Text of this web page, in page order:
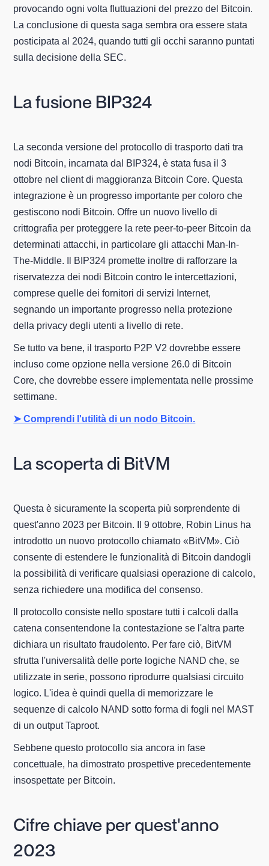
provocando ogni volta fluttuazioni del prezzo del Bitcoin.
La conclusione di questa saga sembra ora essere stata
posticipata al 2024, quando tutti gli occhi saranno puntati
sulla decisione della SEC.
La fusione BIP324
La seconda versione del protocollo di trasporto dati tra
nodi Bitcoin, incarnata dal BIP324, è stata fusa il 3
ottobre nel client di maggioranza Bitcoin Core. Questa
integrazione è un progresso importante per coloro che
gestiscono nodi Bitcoin. Offre un nuovo livello di
crittografia per proteggere la rete peer-to-peer Bitcoin da
determinati attacchi, in particolare gli attacchi Man-In-
The-Middle. Il BIP324 promette inoltre di rafforzare la
riservatezza dei nodi Bitcoin contro le intercettazioni,
comprese quelle dei fornitori di servizi Internet,
segnando un importante progresso nella protezione
della privacy degli utenti a livello di rete.
Se tutto va bene, il trasporto P2P V2 dovrebbe essere
incluso come opzione nella versione 26.0 di Bitcoin
Core, che dovrebbe essere implementata nelle prossime
settimane.
➤ Comprendi l'utilità di un nodo Bitcoin.
La scoperta di BitVM
Questa è sicuramente la scoperta più sorprendente di
quest'anno 2023 per Bitcoin. Il 9 ottobre, Robin Linus ha
introdotto un nuovo protocollo chiamato «BitVM». Ciò
consente di estendere le funzionalità di Bitcoin dandogli
la possibilità di verificare qualsiasi operazione di calcolo,
senza richiedere una modifica del consenso.
Il protocollo consiste nello spostare tutti i calcoli dalla
catena consentendone la contestazione se l'altra parte
dichiara un risultato fraudolento. Per fare ciò, BitVM
sfrutta l'universalità delle porte logiche NAND che, se
utilizzate in serie, possono riprodurre qualsiasi circuito
logico. L'idea è quindi quella di memorizzare le
sequenze di calcolo NAND sotto forma di fogli nel MAST
di un output Taproot.
Sebbene questo protocollo sia ancora in fase
concettuale, ha dimostrato prospettive precedentemente
insospettate per Bitcoin.
Cifre chiave per quest'anno
2023